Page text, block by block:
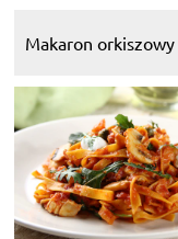
Makaron